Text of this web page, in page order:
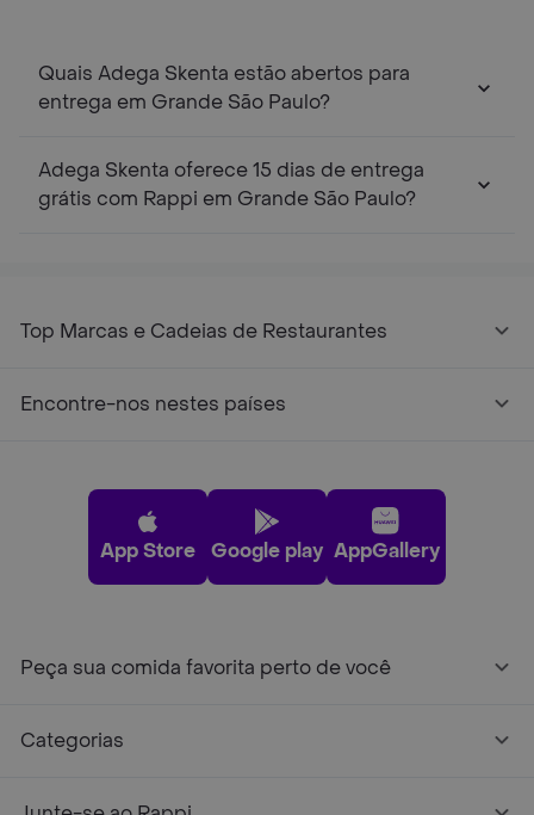
Quais Adega Skenta estão abertos para
entrega em Grande São Paulo?
Adega Skenta oferece 15 dias de entrega
grátis com Rappi em Grande São Paulo?
Top Marcas e Cadeias de Restaurantes
Encontre-nos nestes países
App Store Google play AppGallery
Peça sua comida favorita perto de você
Categorias